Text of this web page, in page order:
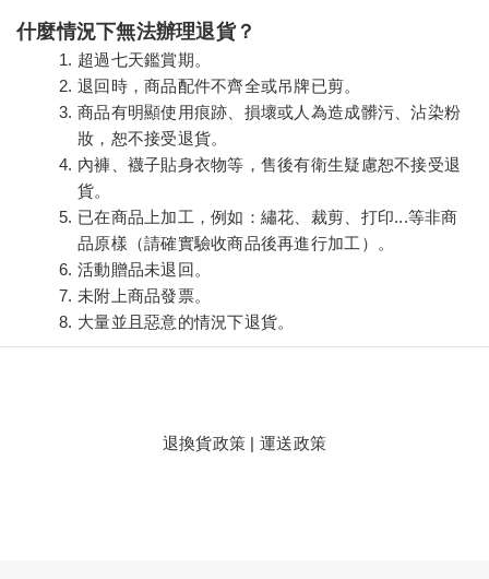
什麼情況下無法辦理退貨？
超過七天鑑賞期。
退回時，商品配件不齊全或吊牌已剪。
商品有明顯使用痕跡、損壞或人為造成髒污、沾染粉
妝，恕不接受退貨。
內褲、襪子貼身衣物等，售後有衛生疑慮恕不接受退
貨。
已在商品上加工，例如：繡花、裁剪、打印...等非商
品原樣（請確實驗收商品後再進行加工）。
活動贈品未退回。
未附上商品發票。
大量並且惡意的情況下退貨。
退換貨政策 |運送政策